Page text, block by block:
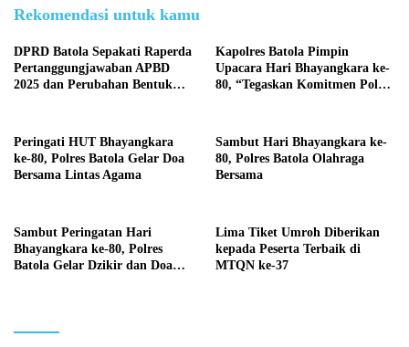
Rekomendasi untuk kamu
DPRD Batola Sepakati Raperda
Pertanggungjawaban APBD
2025 dan Perubahan Bentuk
Kapolres Batola Pimpin
Upacara Hari Bhayangkara ke-
80, “Tegaskan Komitmen Polri
Peringati HUT Bhayangkara
ke-80, Polres Batola Gelar Doa
Bersama Lintas Agama
Sambut Hari Bhayangkara ke-
80, Polres Batola Olahraga
Bersama
Sambut Peringatan Hari
Bhayangkara ke-80, Polres
Batola Gelar Dzikir dan Doa
Lima Tiket Umroh Diberikan
kepada Peserta Terbaik di
MTQN ke-37